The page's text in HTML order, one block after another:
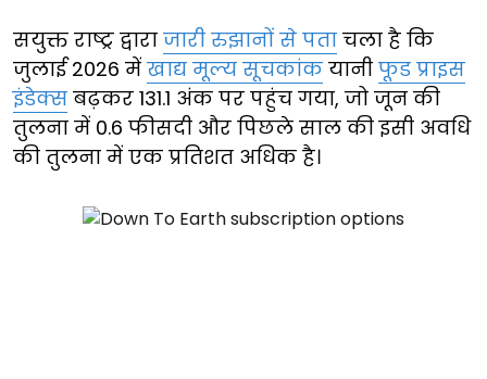
सयुक्त राष्ट्र द्वारा जारी रुझानों से पता चला है कि
जुलाई 2026 में खाद्य मूल्य सूचकांक यानी फूड प्राइस
इंडेक्स बढ़कर 131.1 अंक पर पहुंच गया, जो जून की
तुलना में 0.6 फीसदी और पिछले साल की इसी अवधि
की तुलना में एक प्रतिशत अधिक है।